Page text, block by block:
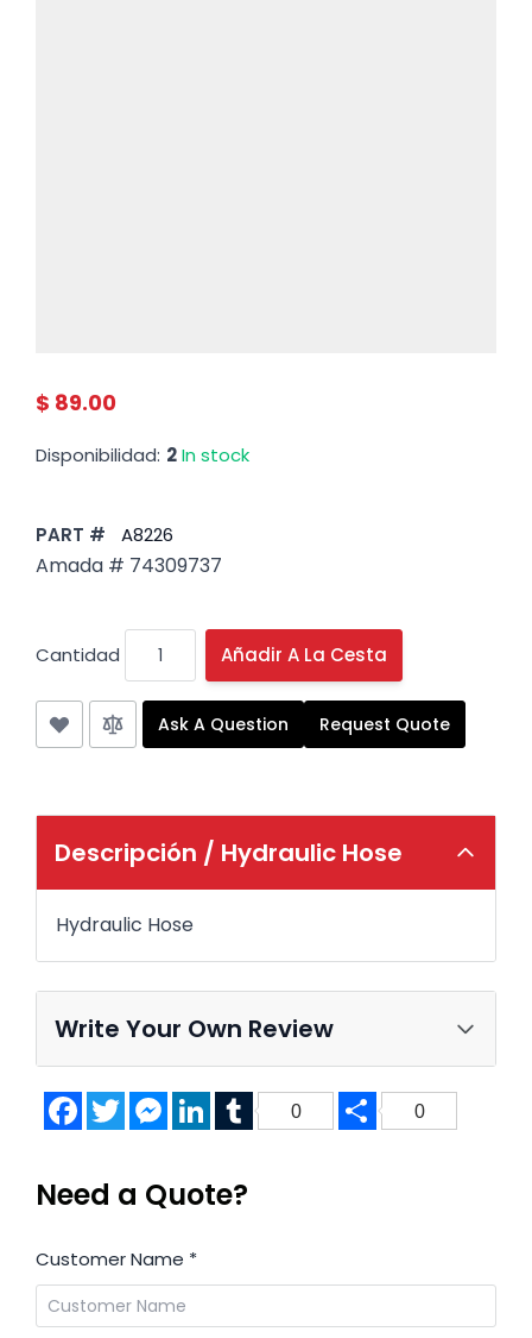
$ 89.00
Disponibilidad: 2In stock
PART # A8226
Amada # 74309737
Cantidad Añadir A La Cesta
Ask A Question Request Quote
Descripción / Hydraulic Hose
Hydraulic Hose
Write Your Own Review
FacebookTwitterMessenger
LinkedInTumblr
0 Share
0
Need a Quote?
Customer Name *